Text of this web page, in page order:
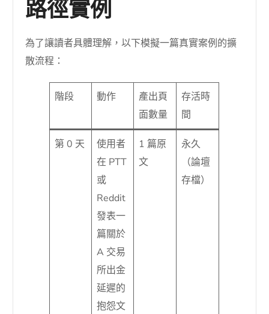
路徑實例
為了讓讀者具體理解，以下模擬一篇真實案例的擴
散流程：
階段 動作
產出頁
面數量
存活時
間
第 0 天
使用者
在 PTT
或
Reddit
發表一
篇關於
A 交易
所出金
延遲的
抱怨文
1 篇原
文
永久
（論壇
存檔）